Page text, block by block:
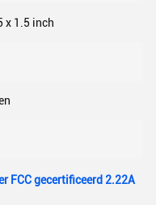
x 1.5 inch
FCC gecertificeerd 2.22A